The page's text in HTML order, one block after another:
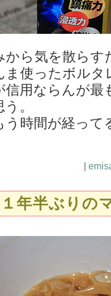
から気を散らす
ま使ったボルタ
信用ならんが最
う。
う時間が経っ
|
１年半ぶりの